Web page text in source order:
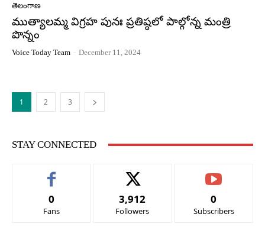
తెలంగాణ
ముత్యాలమ్మ విగ్రహ పునః ప్రతిష్ఠలో పాల్గోన్న మంత్రి
పొన్నం
Voice Today Team - December 11, 2024
1 2 3
STAY CONNECTED
0
Fans
3,912
Followers
0
Subscribers